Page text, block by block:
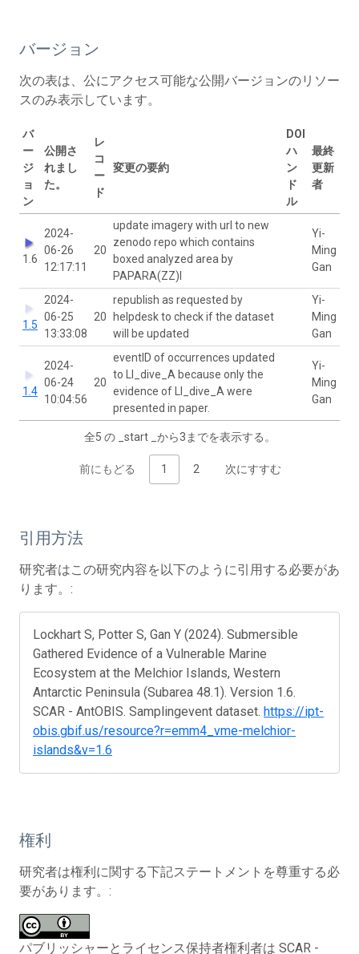
バージョン
次の表は、公にアクセス可能な公開バージョンのリソー
スのみ表示しています。
バ
ー
ジ
ョ
ン
公開さ
れまし
た。
レ
コ
ー
ド
変更の要約
DOI
ハ
ン
ド
ル
最終
更新
者
1.6
2024-
06-26
12:17:11
20
update imagery with url to new
zenodo repo which contains
boxed analyzed area by
PAPARA(ZZ)I
Yi-
Ming
Gan
1.5
2024-
06-25
13:33:08
20
republish as requested by
helpdesk to check if the dataset
will be updated
Yi-
Ming
Gan
1.4
2024-
06-24
10:04:56
20
eventID of occurrences updated
to LI_dive_A because only the
evidence of LI_dive_A were
presented in paper.
Yi-
Ming
Gan
全5 の _start _から3までを表示する。
前にもどる 1 2 次にすすむ
引用方法
研究者はこの研究内容を以下のように引用する必要があ
ります。:
Lockhart S, Potter S, Gan Y (2024). Submersible
Gathered Evidence of a Vulnerable Marine
Ecosystem at the Melchior Islands, Western
Antarctic Peninsula (Subarea 48.1). Version 1.6.
SCAR - AntOBIS. Samplingevent dataset. https://ipt-
obis.gbif.us/resource?r=emm4_vme-melchior-
islands&v=1.6
権利
研究者は権利に関する下記ステートメントを尊重する必
要があります。:
パブリッシャーとライセンス保持者権利者は SCAR -